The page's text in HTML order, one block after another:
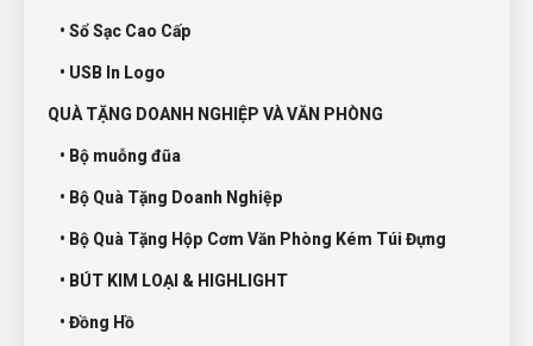
• Sổ Sạc Cao Cấp
• USB In Logo
QUÀ TẶNG DOANH NGHIỆP VÀ VĂN PHÒNG
• Bộ muỗng đũa
• Bộ Quà Tặng Doanh Nghiệp
• Bộ Quà Tặng Hộp Cơm Văn Phòng Kém Túi Đựng
• BÚT KIM LOẠI & HIGHLIGHT
• Đồng Hồ